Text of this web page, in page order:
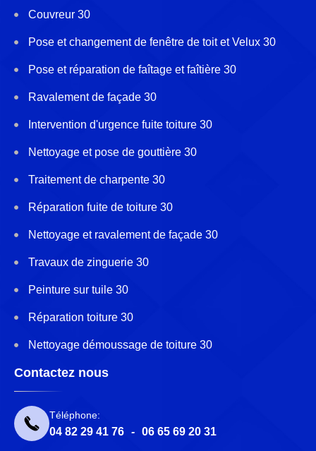
Couvreur 30
Pose et changement de fenêtre de toit et Velux 30
Pose et réparation de faîtage et faîtière 30
Ravalement de façade 30
Intervention d'urgence fuite toiture 30
Nettoyage et pose de gouttière 30
Traitement de charpente 30
Réparation fuite de toiture 30
Nettoyage et ravalement de façade 30
Travaux de zinguerie 30
Peinture sur tuile 30
Réparation toiture 30
Nettoyage démoussage de toiture 30
Contactez nous
Téléphone:
04 82 29 41 76 - 06 65 69 20 31